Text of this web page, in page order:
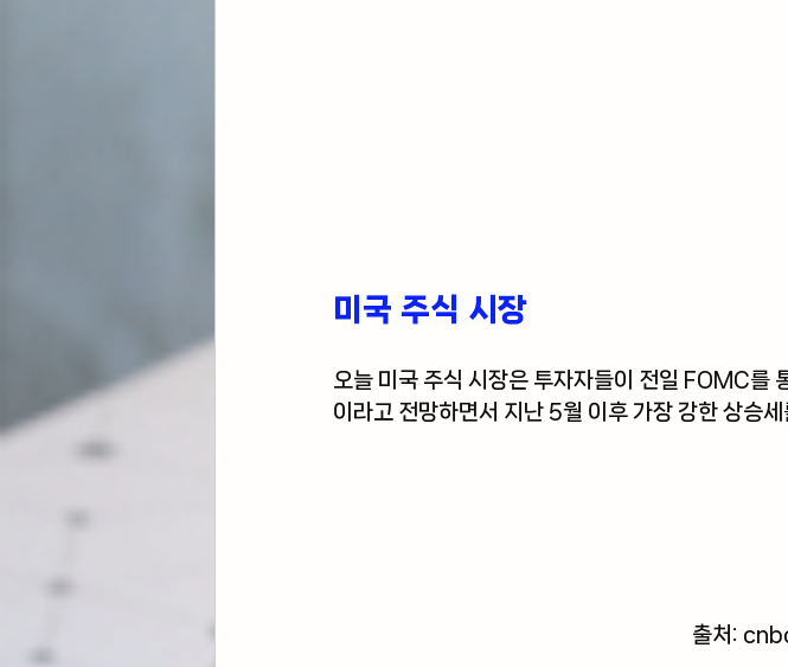
미국 주식 시장
오늘 미국 주식 시장은 투자자들이 전일 FOMC를
이라고 전망하면서 지난 5월 이후 가장 강한 상승
출처: